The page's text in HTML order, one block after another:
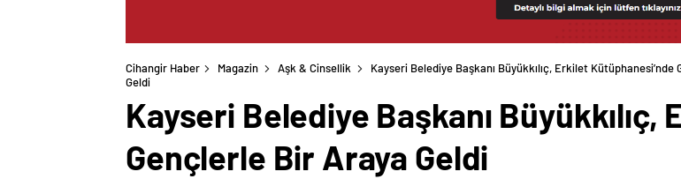
Cihangir Haber Magazin Aşk & Cinsellik
Kayseri Belediye Başkanı Büyükkılıç, Erkilet Kütüphanesi’nde
Geldi
Kayseri Belediye Başkanı
Gençlerle Bir Araya Geldi